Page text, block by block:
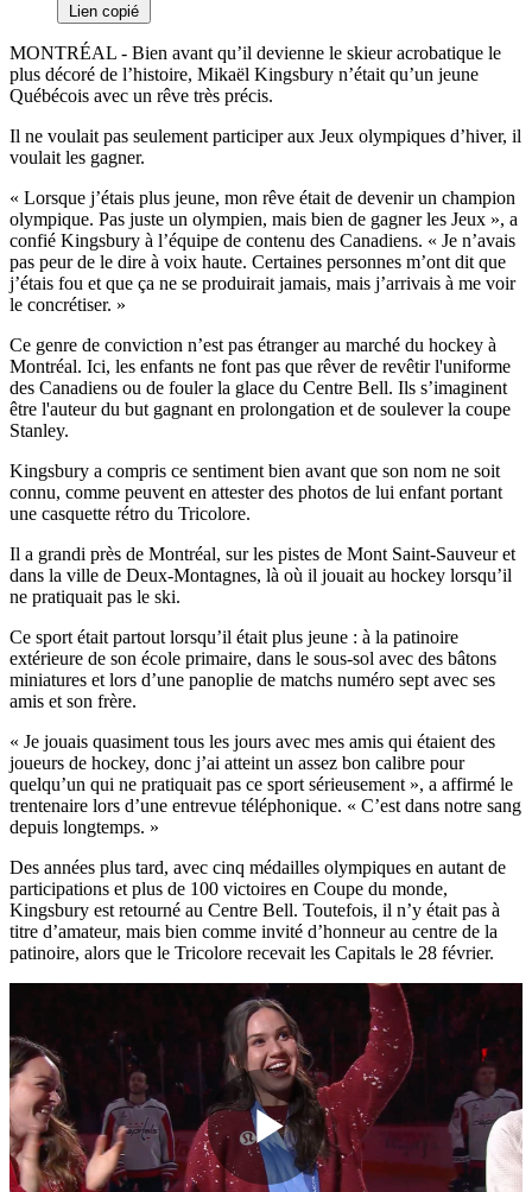
Lien copié
MONTRÉAL - Bien avant qu’il devienne le skieur acrobatique le
plus décoré de l’histoire, Mikaël Kingsbury n’était qu’un jeune
Québécois avec un rêve très précis.
Il ne voulait pas seulement participer aux Jeux olympiques d’hiver, il
voulait les gagner.
« Lorsque j’étais plus jeune, mon rêve était de devenir un champion
olympique. Pas juste un olympien, mais bien de gagner les Jeux », a
confié Kingsbury à l’équipe de contenu des Canadiens. « Je n’avais
pas peur de le dire à voix haute. Certaines personnes m’ont dit que
j’étais fou et que ça ne se produirait jamais, mais j’arrivais à me voir
le concrétiser. »
Ce genre de conviction n’est pas étranger au marché du hockey à
Montréal. Ici, les enfants ne font pas que rêver de revêtir l'uniforme
des Canadiens ou de fouler la glace du Centre Bell. Ils s’imaginent
être l'auteur du but gagnant en prolongation et de soulever la coupe
Stanley.
Kingsbury a compris ce sentiment bien avant que son nom ne soit
connu, comme peuvent en attester des photos de lui enfant portant
une casquette rétro du Tricolore.
Il a grandi près de Montréal, sur les pistes de Mont Saint-Sauveur et
dans la ville de Deux-Montagnes, là où il jouait au hockey lorsqu’il
ne pratiquait pas le ski.
Ce sport était partout lorsqu’il était plus jeune : à la patinoire
extérieure de son école primaire, dans le sous-sol avec des bâtons
miniatures et lors d’une panoplie de matchs numéro sept avec ses
amis et son frère.
« Je jouais quasiment tous les jours avec mes amis qui étaient des
joueurs de hockey, donc j’ai atteint un assez bon calibre pour
quelqu’un qui ne pratiquait pas ce sport sérieusement », a affirmé le
trentenaire lors d’une entrevue téléphonique. « C’est dans notre sang
depuis longtemps. »
Des années plus tard, avec cinq médailles olympiques en autant de
participations et plus de 100 victoires en Coupe du monde,
Kingsbury est retourné au Centre Bell. Toutefois, il n’y était pas à
titre d’amateur, mais bien comme invité d’honneur au centre de la
patinoire, alors que le Tricolore recevait les Capitals le 28 février.